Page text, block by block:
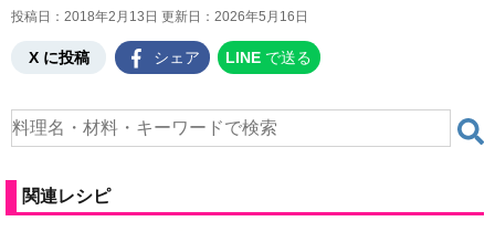
投稿日：2018年2月13日 更新日： 2026年5月16日
X に投稿 シェア LINE で送る
関連レシピ